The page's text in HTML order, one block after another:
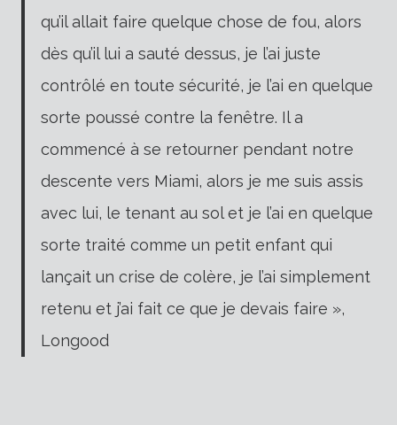
qu’il allait faire quelque chose de fou, alors
dès qu’il lui a sauté dessus, je l’ai juste
contrôlé en toute sécurité, je l’ai en quelque
sorte poussé contre la fenêtre. Il a
commencé à se retourner pendant notre
descente vers Miami, alors je me suis assis
avec lui, le tenant au sol et je l’ai en quelque
sorte traité comme un petit enfant qui
lançait un crise de colère, je l’ai simplement
retenu et j’ai fait ce que je devais faire »,
Longood